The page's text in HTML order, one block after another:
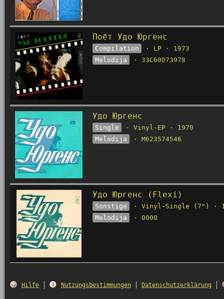
Поёт Удо Юргенс
Compilation
· LP · 1973
Melodija
· 33C60073978
Удо Юргенс
Single
· Vinyl-EP · 1970
Melodija
· M623574546
Удо Юргенс (Flexi)
Sonstige
· Vinyl-Single (7") ·
Melodija
· 0000
Hilfe Nutzungsbestimmungen Datenschutzerklärung